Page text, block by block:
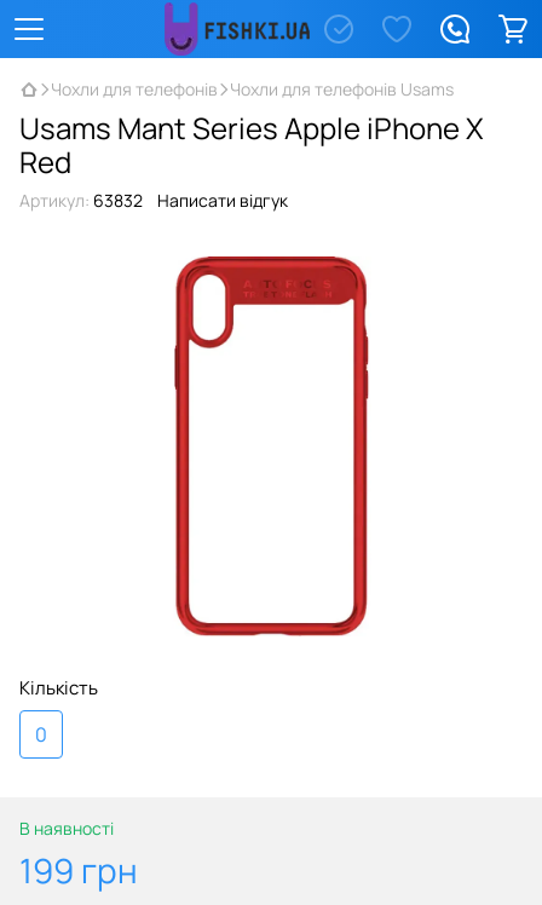
Чохли для телефонів Чохли для телефонів Usams
Usams Mant Series Apple iPhone X
Red
Артикул: 63832 Написати відгук
Кількість
0
В наявності
199 грн